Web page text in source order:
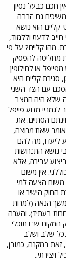
חכם כבעל נסיון
גם הרבה
קליים הוא נושא
חייב לדעת וללמוד,
מהו קליים? על פי
מחליטה להפסיק
או לחילופין
סגירת קליים היא
עם הצד השני
שלא היה המצב
מדוע פייפל
הסתיים. את
אומר שאת מרוצה,
ליעדו, מה להם
נושא התכחשות
עבירה, אלא
אין משום
משום הצעה למי
החוק הישיר או
הנאה (למרות
בעתיד). והערה
המקום שבו תוכלי
שלב ושלב
זאת במקרה, כמובן,
ויצירתי..